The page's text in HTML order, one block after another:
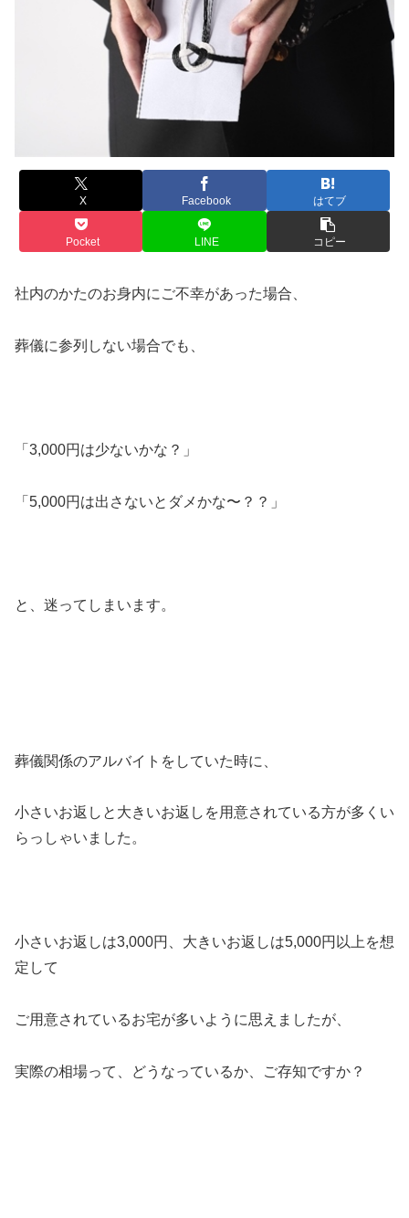
X Facebook はてブ
Pocket LINE コピー
社内のかたのお身内にご不幸があった場合、
葬儀に参列しない場合でも、
「3,000円は少ないかな？」
「5,000円は出さないとダメかな〜？？」
と、迷ってしまいます。
葬儀関係のアルバイトをしていた時に、
小さいお返しと大きいお返しを用意されている方が多くい
らっしゃいました。
小さいお返しは3,000円、大きいお返しは5,000円以上を想
定して
ご用意されているお宅が多いように思えましたが、
実際の相場って、どうなっているか、ご存知ですか？